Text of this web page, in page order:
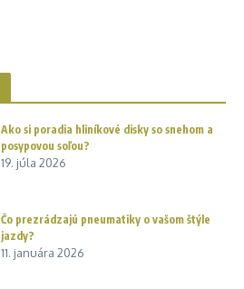
Ako si poradia hliníkové disky so snehom a
posypovou soľou?
19. júla 2026
Čo prezrádzajú pneumatiky o vašom štýle
jazdy?
11. januára 2026